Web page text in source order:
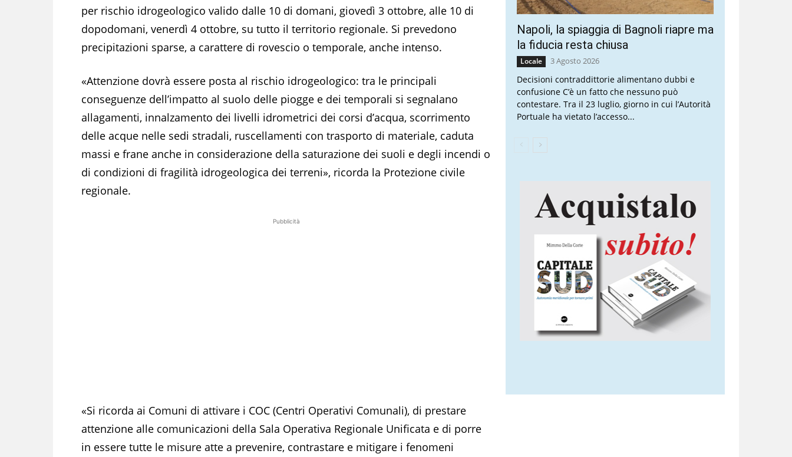
per rischio idrogeologico valido dalle 10 di domani, giovedì 3 ottobre, alle 10 di
dopodomani, venerdì 4 ottobre, su tutto il territorio regionale. Si prevedono
precipitazioni sparse, a carattere di rovescio o temporale, anche intenso.
«Attenzione dovrà essere posta al rischio idrogeologico: tra le principali
conseguenze dell’impatto al suolo delle piogge e dei temporali si segnalano
allagamenti, innalzamento dei livelli idrometrici dei corsi d’acqua, scorrimento
delle acque nelle sedi stradali, ruscellamenti con trasporto di materiale, caduta
massi e frane anche in considerazione della saturazione dei suoli e degli incendi o
di condizioni di fragilità idrogeologica dei terreni», ricorda la Protezione civile
regionale.
Pubblicità
«Si ricorda ai Comuni di attivare i COC (Centri Operativi Comunali), di prestare
attenzione alle comunicazioni della Sala Operativa Regionale Unificata e di porre
in essere tutte le misure atte a prevenire, contrastare e mitigare i fenomeni
Napoli, la spiaggia di Bagnoli riapre ma
la fiducia resta chiusa
Locale 3 Agosto 2026
Decisioni contraddittorie alimentano dubbi e
confusione C’è un fatto che nessuno può
contestare. Tra il 23 luglio, giorno in cui l’Autorità
Portuale ha vietato l’accesso...